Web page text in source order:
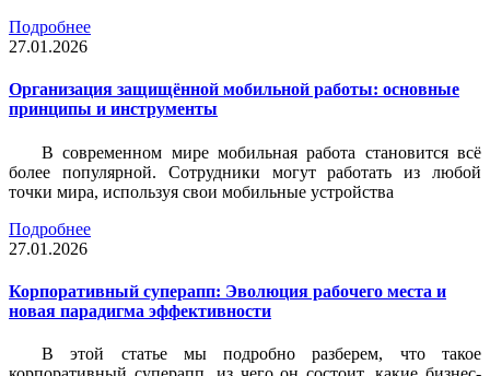
Подробнее
27.01.2026
Организация защищённой мобильной работы: основные
принципы и инструменты
В современном мире мобильная работа становится всё
более популярной. Сотрудники могут работать из любой
точки мира, используя свои мобильные устройства
Подробнее
27.01.2026
Корпоративный суперапп: Эволюция рабочего места и
новая парадигма эффективности
В этой статье мы подробно разберем, что такое